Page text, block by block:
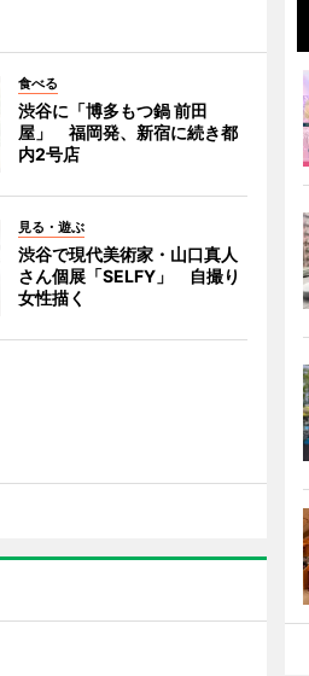
食べる
渋谷に「博多もつ鍋 前田
屋」 福岡発、新宿に続き都
内2号店
見る・遊ぶ
渋谷で現代美術家・山口真人
さん個展「SELFY」 自撮り
女性描く